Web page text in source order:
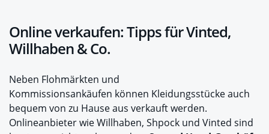
Online verkaufen: Tipps für Vinted,
Willhaben & Co.
Neben Flohmärkten und
Kommissionsankäufen können Kleidungsstücke auch
bequem von zu Hause aus verkauft werden.
Onlineanbieter wie Willhaben, Shpock und Vinted sind